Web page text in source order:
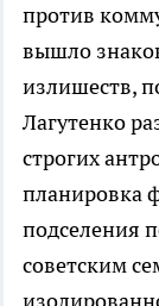
против
вышло
излишеств,
Лагутенко
строгих
планировка
подселения
советским